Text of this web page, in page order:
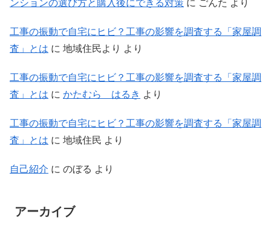
ンションの選び方と購入後にできる対策 に ごんた より
工事の振動で自宅にヒビ？工事の影響を調査する「家屋調
査」とは に 地域住民より より
工事の振動で自宅にヒビ？工事の影響を調査する「家屋調
査」とは に かたむら はるき より
工事の振動で自宅にヒビ？工事の影響を調査する「家屋調
査」とは に 地域住民 より
自己紹介 に のぼる より
アーカイブ